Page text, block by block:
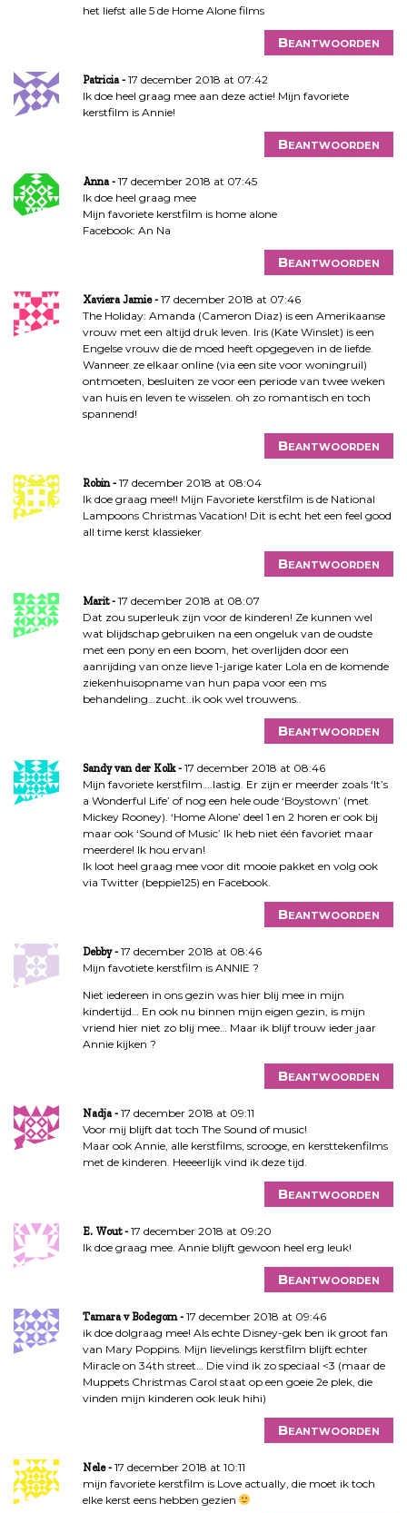
het liefst alle 5 de Home Alone films
Beantwoorden
Patricia
17 december 2018 at 07:42
Ik doe heel graag mee aan deze actie! Mijn favoriete
kerstfilm is Annie!
Beantwoorden
Anna
17 december 2018 at 07:45
Ik doe heel graag mee
Mijn favoriete kerstfilm is home alone
Facebook: An Na
Beantwoorden
Xaviera Jamie
17 december 2018 at 07:46
The Holiday: Amanda (Cameron Diaz) is een Amerikaanse
vrouw met een altijd druk leven. Iris (Kate Winslet) is een
Engelse vrouw die de moed heeft opgegeven in de liefde.
Wanneer ze elkaar online (via een site voor woningruil)
ontmoeten, besluiten ze voor een periode van twee weken
van huis en leven te wisselen. oh zo romantisch en toch
spannend!
Beantwoorden
Robin
17 december 2018 at 08:04
Ik doe graag mee!! Mijn Favoriete kerstfilm is de National
Lampoons Christmas Vacation! Dit is echt het een feel good
all time kerst klassieker
Beantwoorden
Marit
17 december 2018 at 08:07
Dat zou superleuk zijn voor de kinderen! Ze kunnen wel
wat blijdschap gebruiken na een ongeluk van de oudste
met een pony en een boom, het overlijden door een
aanrijding van onze lieve 1-jarige kater Lola en de komende
ziekenhuisopname van hun papa voor een ms
behandeling…zucht..ik ook wel trouwens..
Beantwoorden
Sandy van der Kolk
17 december 2018 at 08:46
Mijn favoriete kerstfilm….lastig. Er zijn er meerder zoals ‘It’s
a Wonderful Life’ of nog een hele oude ‘Boystown’ (met
Mickey Rooney). ‘Home Alone’ deel 1 en 2 horen er ook bij
maar ook ‘Sound of Music’ Ik heb niet één favoriet maar
meerdere! Ik hou ervan!
Ik loot heel graag mee voor dit mooie pakket en volg ook
via Twitter (beppie125) en Facebook.
Beantwoorden
Debby
17 december 2018 at 08:46
Mijn favotiete kerstfilm is ANNIE ?
Niet iedereen in ons gezin was hier blij mee in mijn
kindertijd… En ook nu binnen mijn eigen gezin, is mijn
vriend hier niet zo blij mee… Maar ik blijf trouw ieder jaar
Annie kijken ?
Beantwoorden
Nadja
17 december 2018 at 09:11
Voor mij blijft dat toch The Sound of music!
Maar ook Annie, alle kerstfilms, scrooge, en kersttekenfilms
met de kinderen. Heeeerlijk vind ik deze tijd.
Beantwoorden
E. Wout
17 december 2018 at 09:20
Ik doe graag mee. Annie blijft gewoon heel erg leuk!
Beantwoorden
Tamara v Bodegom
17 december 2018 at 09:46
ik doe dolgraag mee! Als echte Disney-gek ben ik groot fan
van Mary Poppins. Mijn lievelings kerstfilm blijft echter
Miracle on 34th street… Die vind ik zo speciaal <3 (maar de
Muppets Christmas Carol staat op een goeie 2e plek, die
vinden mijn kinderen ook leuk hihi)
Beantwoorden
Nele
17 december 2018 at 10:11
mijn favoriete kerstfilm is Love actually, die moet ik toch
elke kerst eens hebben gezien